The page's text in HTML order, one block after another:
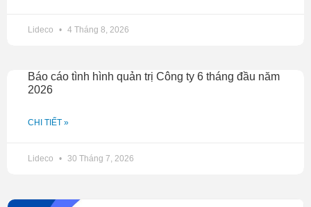
Lideco 4 Tháng 8, 2026
Báo cáo tình hình quản trị Công ty 6 tháng đầu năm
2026
CHI TIẾT »
Lideco 30 Tháng 7, 2026